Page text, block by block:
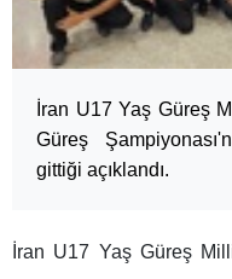
İran U17 Yaş Güreş
Güreş
gittiği açıklandı.
İran U17 Yaş Güreş